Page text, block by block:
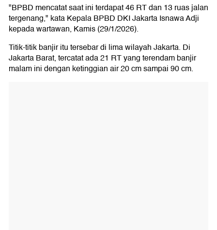
"BPBD mencatat saat ini terdapat 46 RT dan 13 ruas jalan
tergenang," kata Kepala BPBD DKI Jakarta Isnawa Adji
kepada wartawan, Kamis (29/1/2026).
Titik-titik banjir itu tersebar di lima wilayah Jakarta. Di
Jakarta Barat, tercatat ada 21 RT yang terendam banjir
malam ini dengan ketinggian air 20 cm sampai 90 cm.